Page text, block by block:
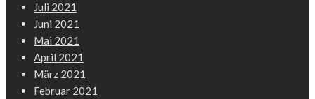
Juli 2021
Juni 2021
Mai 2021
April 2021
März 2021
Februar 2021